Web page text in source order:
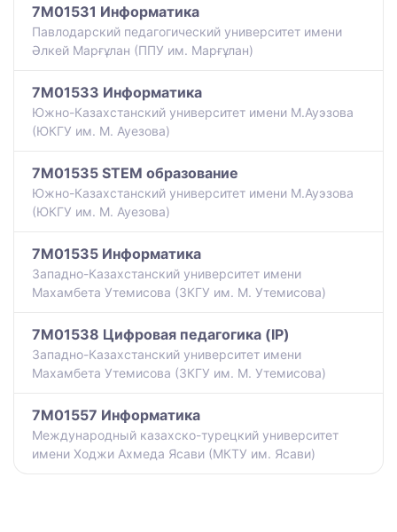
7M01531 Информатика
Павлодарский педагогический университет имени
Әлкей Марғұлан (ППУ им. Марғұлан)
7M01533 Информатика
Южно-Казахстанский университет имени М.Ауэзова
(ЮКГУ им. М. Ауезова)
7M01535 STEM образование
Южно-Казахстанский университет имени М.Ауэзова
(ЮКГУ им. М. Ауезова)
7M01535 Информатика
Западно-Казахстанский университет имени
Махамбета Утемисова (ЗКГУ им. М. Утемисова)
7M01538 Цифровая педагогика (IP)
Западно-Казахстанский университет имени
Махамбета Утемисова (ЗКГУ им. М. Утемисова)
7M01557 Информатика
Международный казахско-турецкий университет
имени Ходжи Ахмеда Ясави (МКТУ им. Ясави)